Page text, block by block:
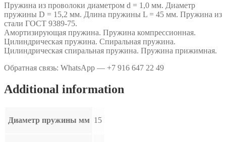
.
quantity
Пружина из проволоки диаметром d = 1,0 мм. Диаметр
пружины D = 15,2 мм. Длина пружины L = 45 мм. Пружина из
стали ГОСТ 9389-75.
Амортизирующая пружина. Пружина компрессионная.
Цилиндрическая пружина. Спиральная пружина.
Цилиндрическая спиральная пружина. Пружина прижимная.
Обратная связь: WhatsApp — +7 916 647 22 49
Additional information
Диаметр пружины мм 15